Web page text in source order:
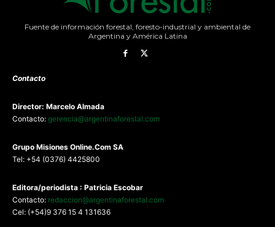
Fuente de información forestal, foresto-industrial y ambiental de
Argentina y América Latina
Contacto
Director: Marcelo Almada
Contacto: gerencia@argentinaforestal.com
Grupo Misiones Online.Com SA
Tel: +54 (0376) 4425800
Editora/periodista : Patricia Escobar
Contacto: redaccion@argentinaforestal.com
Cel: (+54)9 376 15 4 131636